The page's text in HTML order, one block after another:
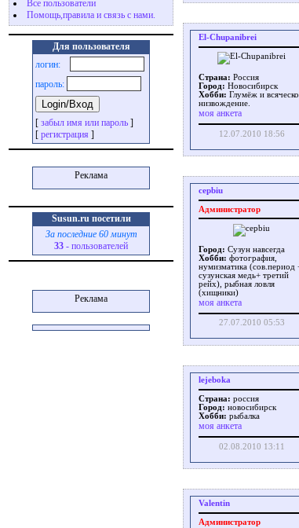
Все пользователи
Помощь,правила и связь с нами.
Для пользователя
логин:
пароль:
[ забыл имя или пароль ]
[ регистрация ]
Реклама
Susun.ru посетили
За последние 60 минут
33 - пользователей
Реклама
El-Chupanibrei
Страна: Россия
Город: Новосибирск
Хобби: Глумёж и
низвождение.
моя анкета
12.07.2010 18:56
cepbiu
Администратор
Город: Сузун навсегда
Хобби: фотография,
нумизматика (сов.период
сузунская медь+ третий
рейх), рыбная ловля
(хищники)
моя анкета
27.07.2010 05:53
lejeboka
Страна: россия
Город: новосибирск
Хобби: рыбалка
моя анкета
02.08.2010 13:11
Valentin
Администратор